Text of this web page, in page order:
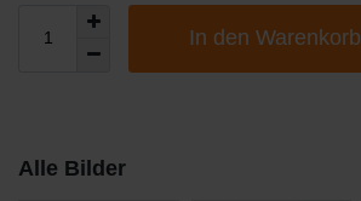
In den Warenkorb
Alle Bilder